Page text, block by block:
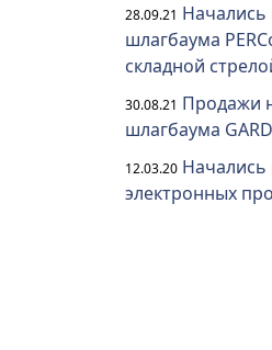
28.09.21
шлагбаума
складной
30.08.21 Продажи
шлагбаума
12.03.20
электронных